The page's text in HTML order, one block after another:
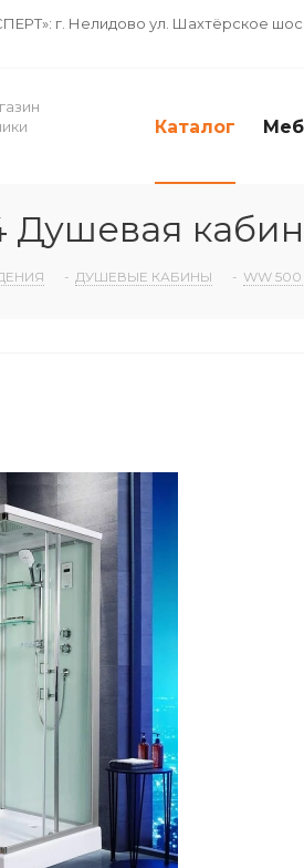
г. Нелидово ул. Шахтёрское
Каталог
Душевая
- ДУШЕВЫЕ КАБИНЫ - WW 500